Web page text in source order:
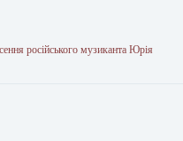
російського музиканта Юрія